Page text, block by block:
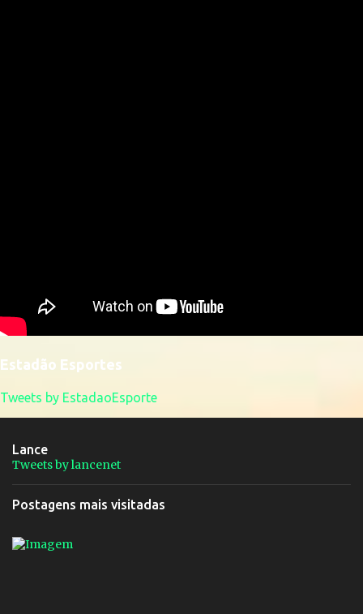
Estadão Esportes
Tweets by EstadaoEsporte
Lance
Tweets by lancenet
Postagens mais visitadas